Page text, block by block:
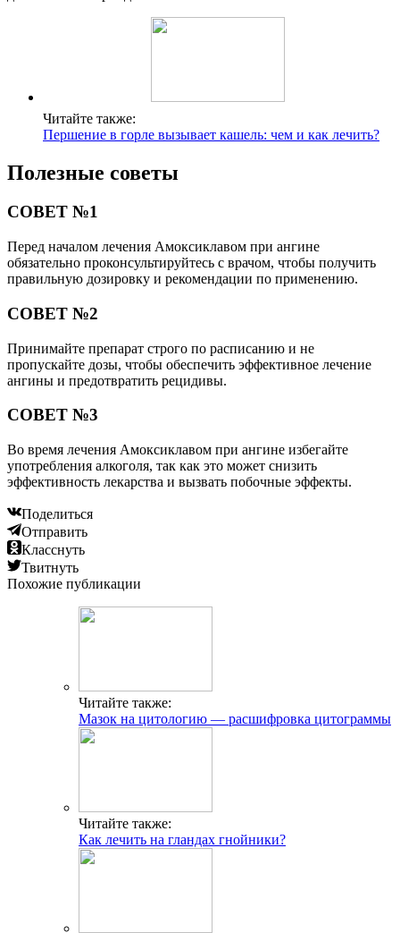
Читайте также:
Першение в горле вызывает кашель: чем и как лечить?
Полезные советы
СОВЕТ №1
Перед началом лечения Амоксиклавом при ангине
обязательно проконсультируйтесь с врачом, чтобы получить
правильную дозировку и рекомендации по применению.
СОВЕТ №2
Принимайте препарат строго по расписанию и не
пропускайте дозы, чтобы обеспечить эффективное лечение
ангины и предотвратить рецидивы.
СОВЕТ №3
Во время лечения Амоксиклавом при ангине избегайте
употребления алкоголя, так как это может снизить
эффективность лекарства и вызвать побочные эффекты.
Поделиться
Отправить
Класснуть
Твитнуть
Похожие публикации
Читайте также:
Мазок на цитологию — расшифровка цитограммы
Читайте также:
Как лечить на гландах гнойники?